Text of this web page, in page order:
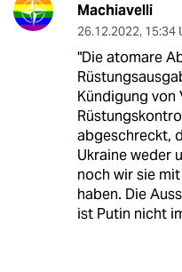
Machiavelli
26.12.2022, 15:34
"Die atomare
Kündigung von
abgeschreckt,
Ukraine weder
noch wir sie
haben. Die
ist Putin nicht